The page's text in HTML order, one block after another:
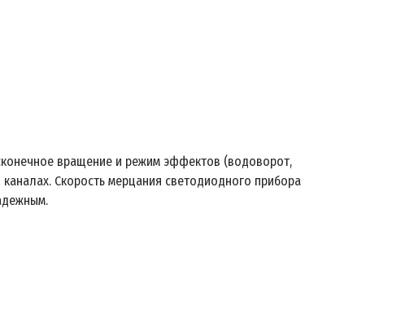
вращение и режим эффектов (водоворот,
Скорость мерцания светодиодного прибора